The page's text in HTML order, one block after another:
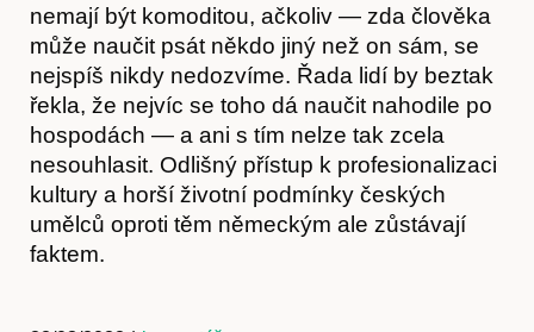
Předplatné
nemají být komoditou, ačkoliv — zda člověka
může naučit psát někdo jiný než on sám, se
nejspíš nikdy nedozvíme. Řada lidí by beztak
řekla, že nejvíc se toho dá naučit nahodile po
hospodách — a ani s tím nelze tak zcela
nesouhlasit. Odlišný přístup k profesionalizaci
kultury a horší životní podmínky českých
umělců oproti těm německým ale zůstávají
faktem.